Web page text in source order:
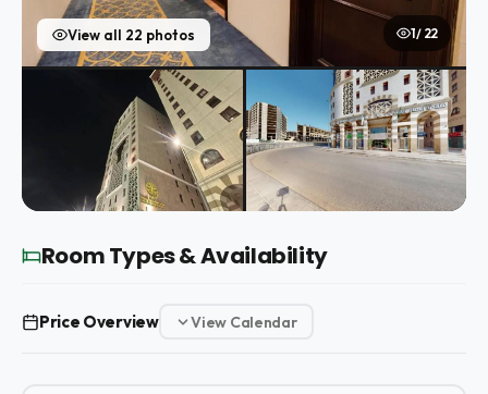
View all 22 photos 1 / 22
Room Types & Availability
Price Overview View Calendar